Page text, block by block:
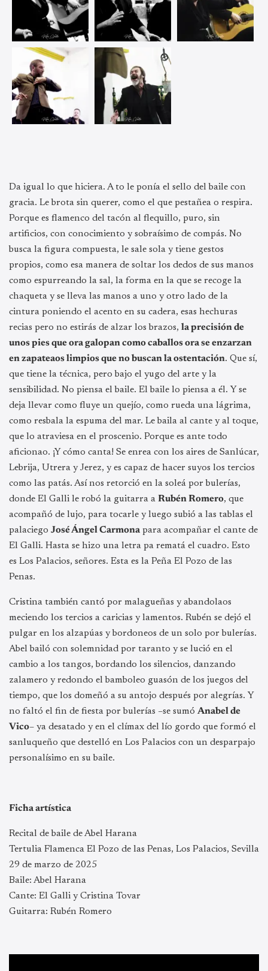
Da igual lo que hiciera. A to le ponía el sello del baile con
gracia. Le brota sin querer, como el que pestañea o respira.
Porque es flamenco del tacón al flequillo, puro, sin
artificios, con conocimiento y sobraísimo de compás. No
busca la figura compuesta, le sale sola y tiene gestos
propios, como esa manera de soltar los dedos de sus manos
como espurreando la sal, la forma en la que se recoge la
chaqueta y se lleva las manos a uno y otro lado de la
cintura poniendo el acento en su cadera, esas hechuras
recias pero no estirás de alzar los brazos, la precisión de
unos pies que ora galopan como caballos ora se enzarzan
en zapateaos limpios que no buscan la ostentación. Que sí,
que tiene la técnica, pero bajo el yugo del arte y la
sensibilidad. No piensa el baile. El baile lo piensa a él. Y se
deja llevar como fluye un quejío, como rueda una lágrima,
como resbala la espuma del mar. Le baila al cante y al toque,
que lo atraviesa en el proscenio. Porque es ante todo
aficionao. ¡Y cómo canta! Se enrea con los aires de Sanlúcar,
Lebrija, Utrera y Jerez, y es capaz de hacer suyos los tercios
como las patás. Así nos retorció en la soleá por bulerías,
donde El Galli le robó la guitarra a Rubén Romero, que
acompañó de lujo, para tocarle y luego subió a las tablas el
palaciego José Ángel Carmona para acompañar el cante de
El Galli. Hasta se hizo una letra pa rematá el cuadro. Esto
es Los Palacios, señores. Esta es la Peña El Pozo de las
Penas.
Cristina también cantó por malagueñas y abandolaos
meciendo los tercios a caricias y lamentos. Rubén se dejó el
pulgar en los alzapúas y bordoneos de un solo por bulerías.
Abel bailó con solemnidad por taranto y se lució en el
cambio a los tangos, bordando los silencios, danzando
zalamero y redondo el bamboleo guasón de los juegos del
tiempo, que los domeñó a su antojo después por alegrías. Y
no faltó el fin de fiesta por bulerías –se sumó Anabel de
Vico– ya desatado y en el clímax del lío gordo que formó el
sanluqueño que destelló en Los Palacios con un desparpajo
personalísimo en su baile.
Ficha artística
Recital de baile de Abel Harana
Tertulia Flamenca El Pozo de las Penas, Los Palacios, Sevilla
29 de marzo de 2025
Baile: Abel Harana
Cante: El Galli y Cristina Tovar
Guitarra: Rubén Romero